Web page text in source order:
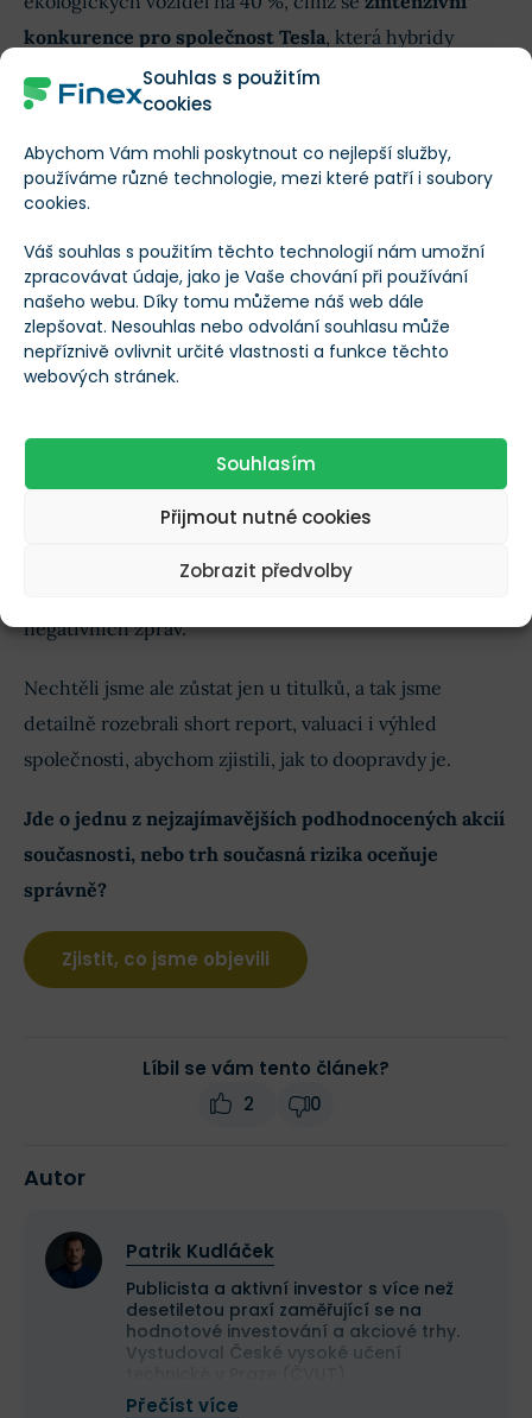
Souhlas s použitím
cookies
Abychom Vám mohli poskytnout co nejlepší služby,
používáme různé technologie, mezi které patří i soubory
cookies.
Váš souhlas s použitím těchto technologií nám umožní
zpracovávat údaje, jako je Vaše chování při používání
našeho webu. Díky tomu můžeme náš web dále
zlepšovat. Nesouhlas nebo odvolání souhlasu může
nepříznivě ovlivnit určité vlastnosti a funkce těchto
webových stránek.
Souhlasím
Přijmout nutné cookies
Zobrazit předvolby
konkurence pro společnost Tesla, která hybridy
nevyrábí .
trhu i strategie společnosti BYD, která zahrnuje
vyváženou výrobu hybridů a bateriových vozidel
čímž fakticky zdvojnásobuje svou produkci
elektromobilů ve srovnání se společností Tesla.
Neuvěříte, kolik vozů Tesla v lednu
prodala v Jižní Koreji
Akcie CSG se od IPO propadly o více
než 50 %. Příležitost desetiletí, nebo
negativních zpráv.
Nechtěli jsme ale zůstat jen u titulků, a tak jsme
detailně rozebrali short report, valuaci i výhled
společnosti, abychom zjistili, jak to doopravdy je.
Jde o jednu z nejzajímavějších podhodnocených akcií
současnosti, nebo trh současná rizika oceňuje
správně?
Zjistit, co jsme objevili
Líbil se vám tento článek?
2
0
Autor
Patrik Kudláček
Publicista a aktivní investor s více než
desetiletou praxí zaměřující se na
hodnotové investování a akciové trhy.
Vystudoval České vysoké učení
Ve své investiční strategii kombinuje
Přečíst více